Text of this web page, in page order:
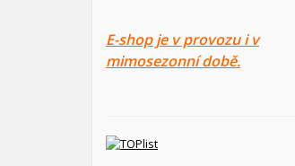
E-shop je v provozu i v
mimosezonní době.